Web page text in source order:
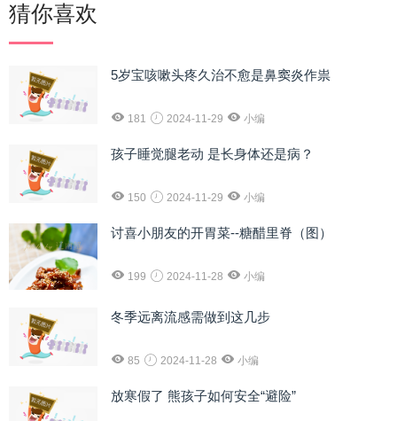
猜你喜欢
5岁宝咳嗽头疼久治不愈是鼻窦炎作祟
181 2024-11-29 小编
孩子睡觉腿老动 是长身体还是病？
150 2024-11-29 小编
讨喜小朋友的开胃菜--糖醋里脊（图）
199 2024-11-28 小编
冬季远离流感需做到这几步
85 2024-11-28 小编
放寒假了 熊孩子如何安全“避险”